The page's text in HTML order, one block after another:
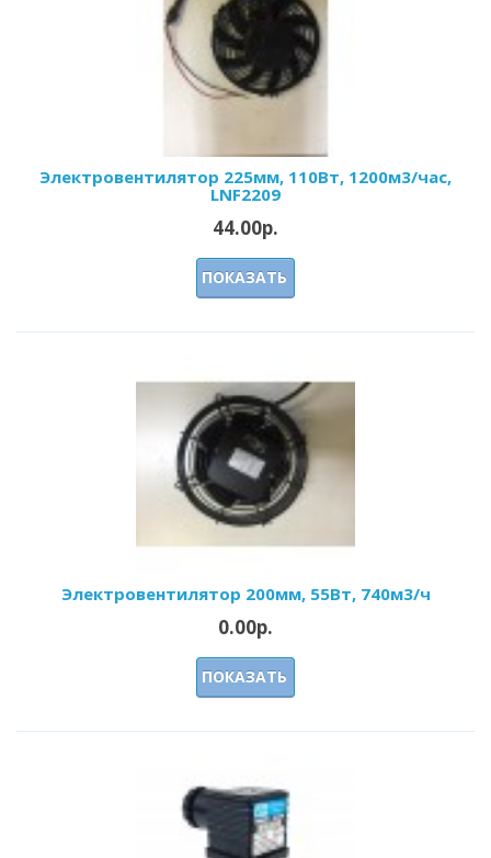
Электровентилятор 225мм, 110Вт, 1200м3/час,
LNF2209
44.00р.
ПОКАЗАТЬ
Электровентилятор 200мм, 55Вт, 740м3/ч
0.00р.
ПОКАЗАТЬ